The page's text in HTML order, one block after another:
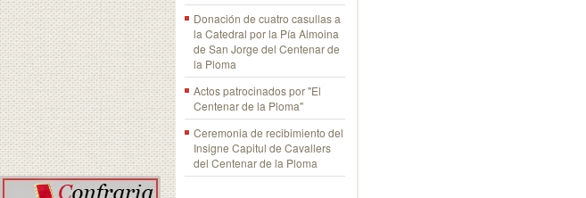
Donación de cuatro casullas a
la Catedral por la Pía Almoina
de San Jorge del Centenar de
la Ploma
Actos patrocinados por "El
Centenar de la Ploma"
Ceremonia de recibimiento del
Insigne Capitul de Cavallers
del Centenar de la Ploma